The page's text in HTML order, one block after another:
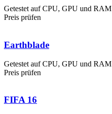
Getestet auf CPU, GPU und RAM
Preis prüfen
Earthblade
Getestet auf CPU, GPU und RAM
Preis prüfen
FIFA 16